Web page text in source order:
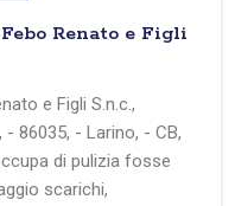
Renato e Figli
e Figli S.n.c.,
- 86035, - Larino, - CB,
di pulizia fosse
scarichi,